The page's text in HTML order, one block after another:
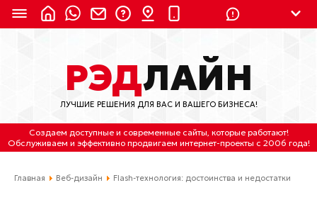
8 (800) 550-9899 (с 2:30 до 11:30 по
Мск)
Бесплатно по России
(4212) 658-653
(4212) 637-673
РЭДЛАЙН
ЛУЧШИЕ РЕШЕНИЯ ДЛЯ ВАС И ВАШЕГО БИЗНЕСА!
Создаем доступные и современные сайты, которые работают!
Обслуживаем и эффективно продвигаем интернет-проекты с 2006 года!
Главная Веб-дизайн Flash-технология: достоинства и недостатки